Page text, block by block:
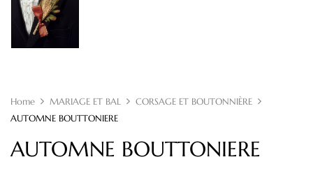
Home MARIAGE ET BAL
CORSAGE ET BOUTONNIÈRE
AUTOMNE BOUTTONIERE
AUTOMNE BOUTTONIERE